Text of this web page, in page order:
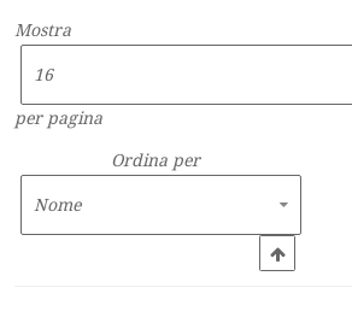
Mostra
per pagina
Ordina per